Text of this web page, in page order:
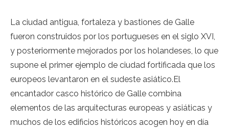
La ciudad antigua, fortaleza y bastiones de Galle
fueron construidos por los portugueses en el siglo XVI,
y posteriormente mejorados por los holandeses, lo que
supone el primer ejemplo de ciudad fortificada que los
europeos levantaron en el sudeste asiático.El
encantador casco histórico de Galle combina
elementos de las arquitecturas europeas y asiáticas y
muchos de los edificios históricos acogen hoy en día